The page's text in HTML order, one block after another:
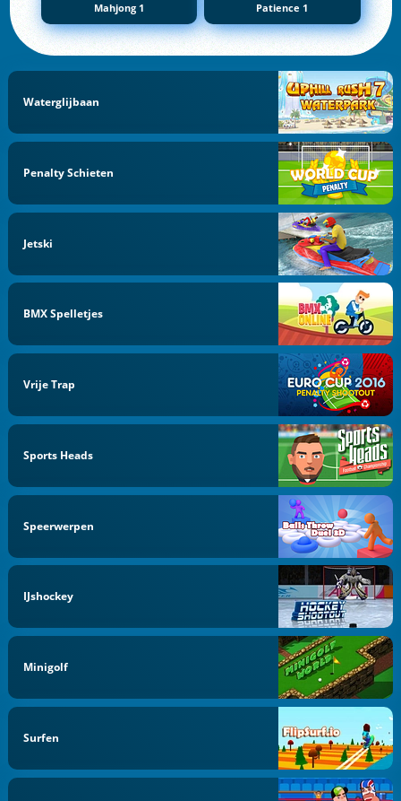
Mahjong 1 Patience 1
Waterglijbaan
Penalty Schieten
Jetski
BMX Spelletjes
Vrije Trap
Sports Heads
Speerwerpen
IJshockey
Minigolf
Surfen